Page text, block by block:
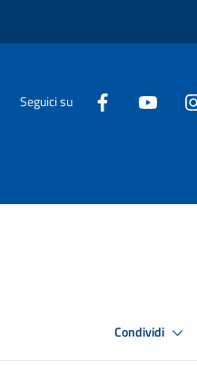
Seguici su
Condividi